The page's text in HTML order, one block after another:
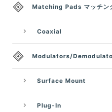
Matching Pads マッチン
Coaxial
Modulators/
Surface Mount
Plug-In